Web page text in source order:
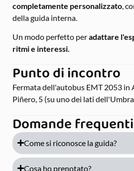
completamente personalizzato ,
della guida interna.
Un modo perfetto peradattare
ritmi e interessi.
Punto di incontro
Fermata dell'autobus EMT 2053 in
Piñero, 5 (su uno dei lati
Domande frequenti
Come si riconosce la guida?
Cosa ho prenotato?